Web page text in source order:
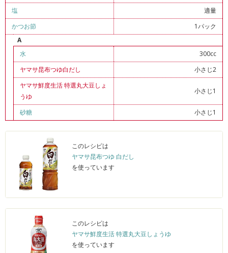
塩
適量
かつお節
1パック
A
水
300cc
ヤマサ昆布つゆ白だし
小さじ2
ヤマサ鮮度生活 特選丸大豆しょ
うゆ
小さじ1
砂糖 小さじ1
このレシピは
ヤマサ昆布つゆ 白だし
を使っています
このレシピは
ヤマサ鮮度生活 特選丸大豆しょうゆ
を使っています